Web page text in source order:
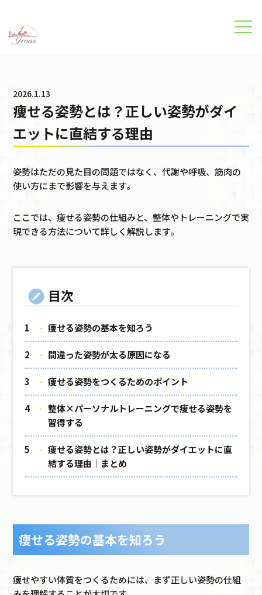
パーソナルトレーニング・美容整体のイロアスジム ›痩せ
2026.1.13
痩せる姿勢とは？正しい姿勢がダイ
エットに直結する理由
姿勢はただの見た目の問題ではなく、代謝や呼吸、筋肉の
使い方にまで影響を与えます。
ここでは、痩せる姿勢の仕組みと、整体やトレーニングで実
現できる方法について詳しく解説します。
目次
痩せる姿勢の基本を知ろう
間違った姿勢が太る原因になる
痩せる姿勢をつくるためのポイント
整体×パーソナルトレーニングで痩せる姿勢を
習得する
痩せる姿勢とは？正しい姿勢がダイエットに直
結する理由｜まとめ
痩せる姿勢の基本を知ろう
痩せやすい体質をつくるためには、まず正しい姿勢の仕組